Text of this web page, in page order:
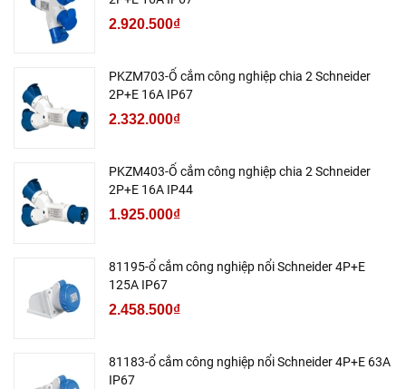
2.920.500₫
PKZM703-Ổ cắm công nghiệp chia 2 Schneider
2P+E 16A IP67
2.332.000₫
PKZM403-Ổ cắm công nghiệp chia 2 Schneider
2P+E 16A IP44
1.925.000₫
81195-ổ cắm công nghiệp nổi Schneider 4P+E
125A IP67
2.458.500₫
81183-ổ cắm công nghiệp nổi Schneider 4P+E 63A
IP67